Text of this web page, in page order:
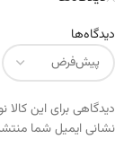
دیدگاه‌ها
دیدگاهی برای این
نشانی ایمیل شما
Alternative: